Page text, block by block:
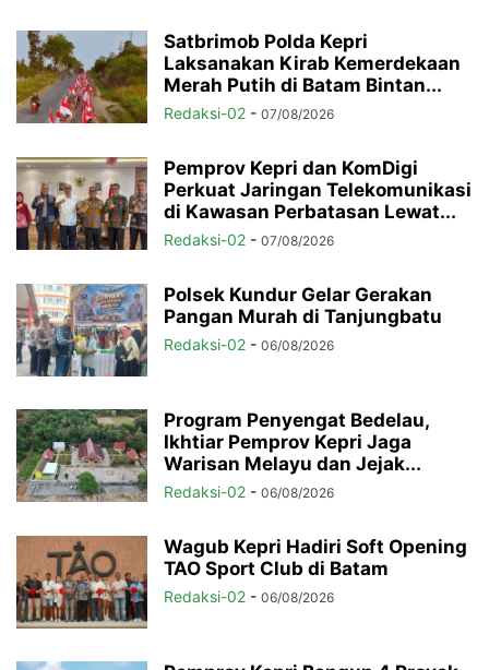
Satbrimob Polda Kepri
Laksanakan Kirab Kemerdekaan
Merah Putih di Batam Bintan...
Redaksi-02 - 07/08/2026
Pemprov Kepri dan KomDigi
Perkuat Jaringan Telekomunikasi
di Kawasan Perbatasan Lewat...
Redaksi-02 - 07/08/2026
Polsek Kundur Gelar Gerakan
Pangan Murah di Tanjungbatu
Redaksi-02 - 06/08/2026
Program Penyengat Bedelau,
Ikhtiar Pemprov Kepri Jaga
Warisan Melayu dan Jejak...
Redaksi-02 - 06/08/2026
Wagub Kepri Hadiri Soft Opening
TAO Sport Club di Batam
Redaksi-02 - 06/08/2026